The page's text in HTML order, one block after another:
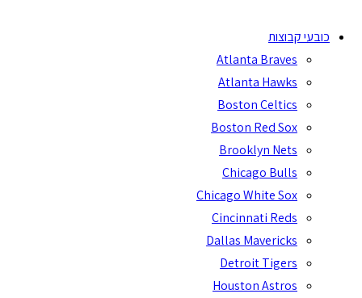
כובעי קבוצות
Atlanta Braves
Atlanta Hawks
Boston Celtics
Boston Red Sox
Brooklyn Nets
Chicago Bulls
Chicago White Sox
Cincinnati Reds
Dallas Mavericks
Detroit Tigers
Houston Astros